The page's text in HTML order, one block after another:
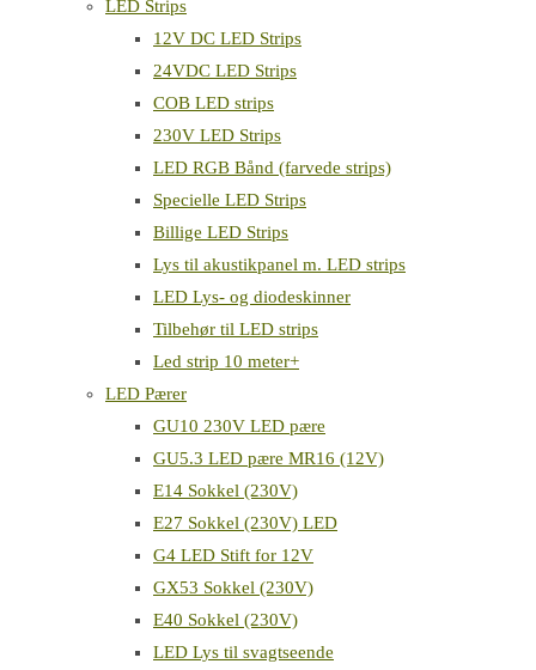
LED Strips
12V DC LED Strips
24VDC LED Strips
COB LED strips
230V LED Strips
LED RGB Bånd (farvede strips)
Specielle LED Strips
Billige LED Strips
Lys til akustikpanel m. LED strips
LED Lys- og diodeskinner
Tilbehør til LED strips
Led strip 10 meter+
LED Pærer
GU10 230V LED pære
GU5.3 LED pære MR16 (12V)
E14 Sokkel (230V)
E27 Sokkel (230V) LED
G4 LED Stift for 12V
GX53 Sokkel (230V)
E40 Sokkel (230V)
LED Lys til svagtseende